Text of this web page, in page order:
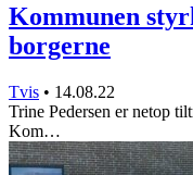
Kommunen
borgerne
Tvis • 14.08.22
Trine Pedersen er netop
Kom…